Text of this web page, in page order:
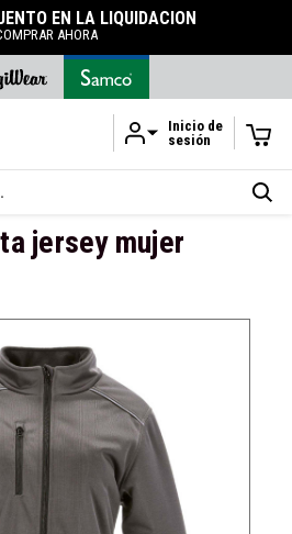
Ir al contenido principal
EN LA LIQUIDACIÓN
AHORA
Inicio de
sesión
jersey mujer